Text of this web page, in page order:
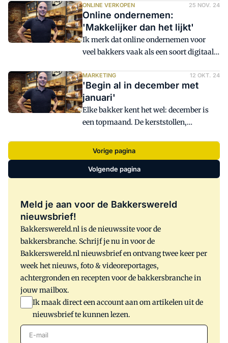
bakker is niet verdwenen, maar
geëvolueerd.
ONLINE VERKOPEN 25 NOV. 24
Online ondernemen:
'Makkelijker dan het lijkt'
Ik merk dat online ondernemen voor
veel bakkers vaak als een soort digitaal
ondernemen, of je dat nou online of
offline doet, hetzelfde is: fans maken, de
lekkerste producten bakken, ze
aantrekkelijk presenteren en jezelf
onderscheiden van de rest.
MARKETING 12 OKT. 24
'Begin al in december met
januari'
Elke bakker kent het wel: december is
een topmaand. De kerststollen,
winkel uit. De sfeer is feestelijk, de
kassa rinkelt, en het voelt alsof iedereen
trek heeft. Maar dan komt januari, en
gewoon minder zin in luxe lekkernijen.
accepteren?
Vorige pagina
Volgende pagina
Meld je aan voor de Bakkerswereld
nieuwsbrief!
Bakkerswereld.nl is de nieuwssite voor de
bakkersbranche. Schrijf je nu in voor de
Bakkerswereld.nl nieuwsbrief en ontvang twee keer per
week het nieuws, foto & videoreportages,
achtergronden en recepten voor de bakkersbranche in
jouw mailbox.
Ik maak direct een account aan om artikelen uit de
nieuwsbrief te kunnen lezen.
E-mail